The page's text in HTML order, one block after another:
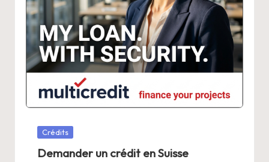
Posted
Crédits
Demander un crédit en Suisse